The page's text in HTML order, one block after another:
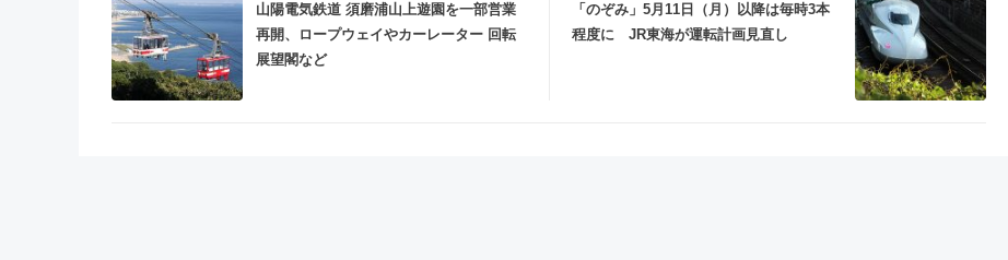
山陽電気鉄道 須磨浦山上遊園を一部営業
再開、ロープウェイやカーレーター 回転
展望閣など
「のぞみ」5月11日（月）以降は毎時3本
程度に JR東海が運転計画見直し